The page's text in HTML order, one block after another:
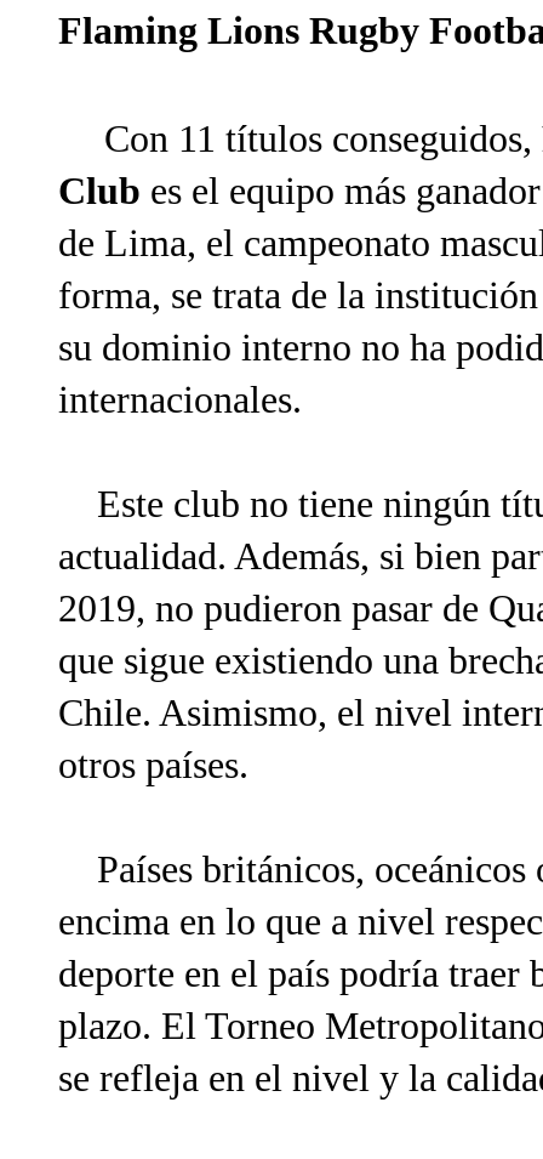
Flaming Lions Rugby
Con 11 títulos conseguidos,
Club es el equipo más
de Lima, el campeonato
forma, se trata de la
su dominio interno no ha
internacionales.
Este club no tiene ningún
actualidad. Además, si bien
2019, no pudieron pasar de
que sigue existiendo una
Chile. Asimismo, el nivel
otros países.
Países británicos, oceánicos
encima en lo que a nivel
deporte en el país podría traer
plazo. El Torneo
se refleja en el nivel y la